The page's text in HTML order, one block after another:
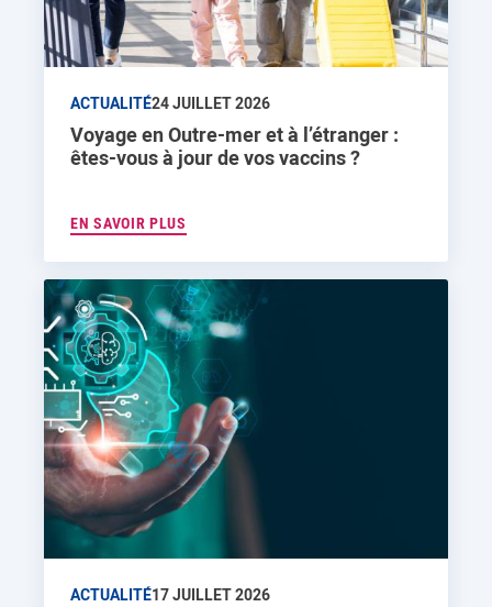
ACTUALITÉ24 JUILLET 2026
Voyage en Outre-mer et à l’étranger :
êtes-vous à jour de vos vaccins ?
EN SAVOIR PLUS
ACTUALITÉ17 JUILLET 2026